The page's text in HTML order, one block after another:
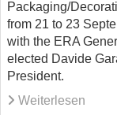
Packaging/
from 21 to 23
with the ERA
elected Davide
President.
Weiterlesen